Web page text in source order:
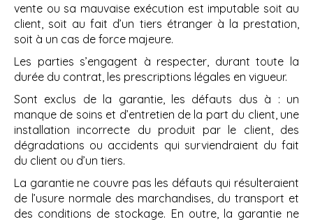
vente ou sa mauvaise exécution est imputable soit au
client, soit au fait d’un tiers étranger à la prestation,
soit à un cas de force majeure.
Les parties s’engagent à respecter, durant toute la
durée du contrat, les prescriptions légales en vigueur.
Sont exclus de la garantie, les défauts dus à : un
manque de soins et d’entretien de la part du client, une
installation incorrecte du produit par le client, des
dégradations ou accidents qui surviendraient du fait
du client ou d’un tiers.
La garantie ne couvre pas les défauts qui résulteraient
de l’usure normale des marchandises, du transport et
des conditions de stockage. En outre, la garantie ne